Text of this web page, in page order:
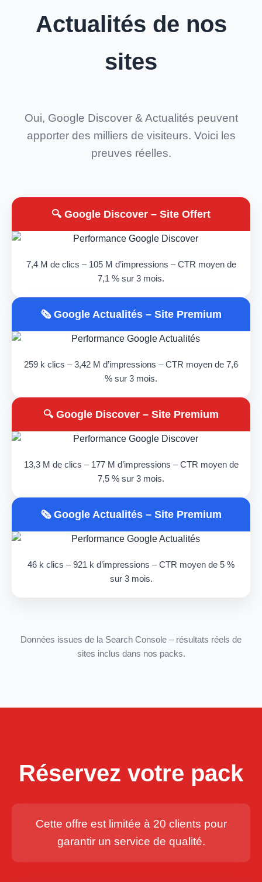
Actualités de nos
sites
Oui, Google Discover & Actualités peuvent
apporter des milliers de visiteurs. Voici les
preuves réelles.
🔍 Google Discover – Site Offert
7,4 M de clics – 105 M d’impressions – CTR moyen de
7,1 % sur 3 mois.
🗞️ Google Actualités – Site Premium
259 k clics – 3,42 M d’impressions – CTR moyen de 7,6
% sur 3 mois.
🔍 Google Discover – Site Premium
13,3 M de clics – 177 M d’impressions – CTR moyen de
7,5 % sur 3 mois.
🗞️ Google Actualités – Site Premium
46 k clics – 921 k d’impressions – CTR moyen de 5 %
sur 3 mois.
Données issues de la Search Console – résultats réels de
sites inclus dans nos packs.
Réservez votre pack
Cette offre est limitée à 20 clients pour
garantir un service de qualité.